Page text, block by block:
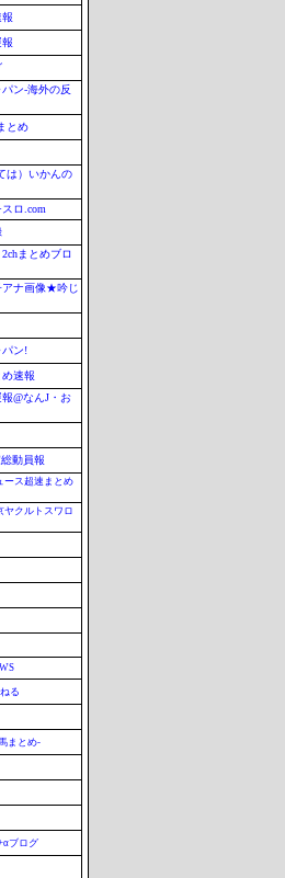
ン-海外の反
とめ
は）いかんの
ロ.com
まとめブロ
アナ画像★吟じ
パン!
速報
@なんJ・お
動員報
ース超速まとめ
ヤクルトスワロ
る
まとめ-
ブログ